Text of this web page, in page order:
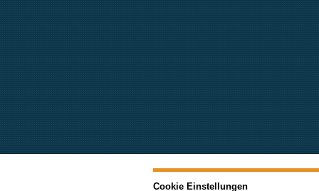
Cookie Einstellungen